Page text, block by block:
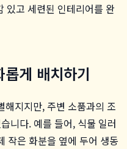
있고 세련된 인테리어를 완
게 배치하기
해지지만, 주변 소품과의 조
니다. 예를 들어, 식물 일러
작은 화분을 옆에 두어 생동